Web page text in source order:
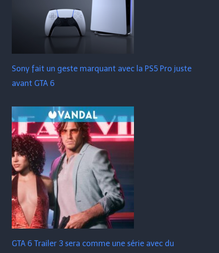
Sony fait un geste marquant avec la PS5 Pro juste
avant GTA 6
GTA 6 Trailer 3 sera comme une série avec du